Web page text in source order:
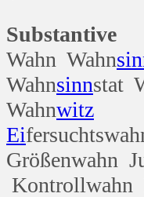
Substantive
Wahn Wahn
Wahnsinnstat
Wahnwitz
Ei
Größenwahn
Kontrollwahn